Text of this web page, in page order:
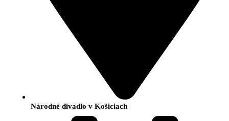
Národné divadlo v Košiciach